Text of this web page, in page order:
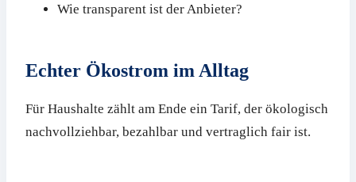
Wie transparent ist der Anbieter?
Echter Ökostrom im Alltag
Für Haushalte zählt am Ende ein Tarif, der ökologisch
nachvollziehbar, bezahlbar und vertraglich fair ist.